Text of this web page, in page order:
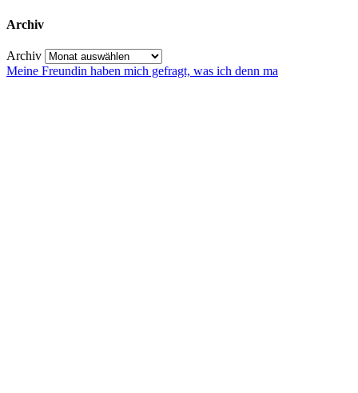
Archiv
Archiv
Meine Freundin haben mich gefragt, was ich denn ma